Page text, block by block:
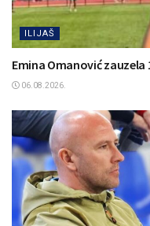
ILIJAŠ
Emina Omanović zauzela
06.08.2026.